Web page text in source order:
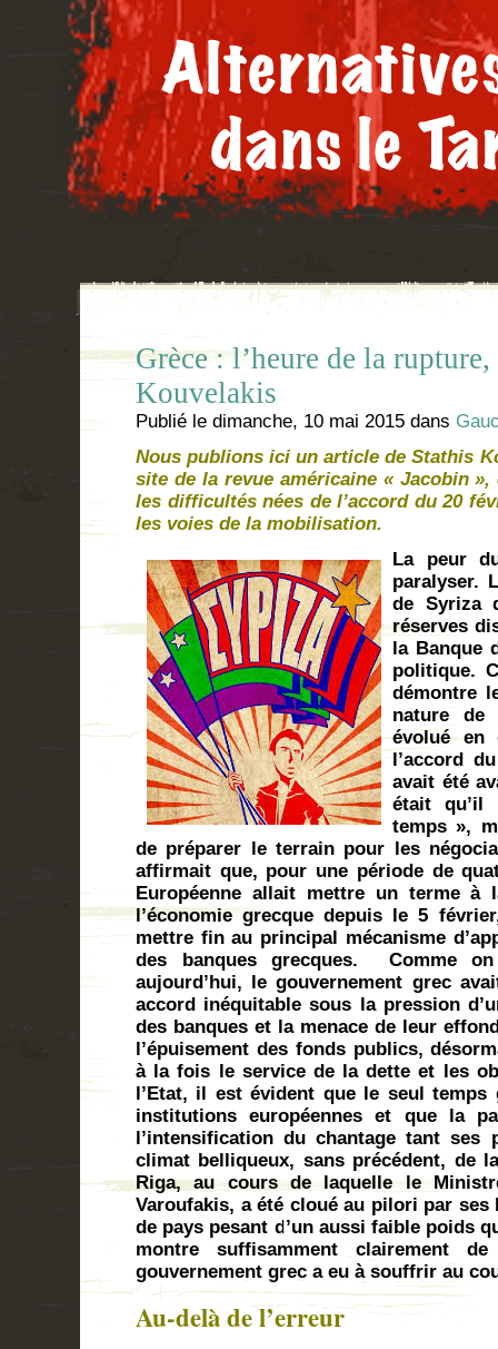
Grèce : l’heure de la
Kouvelakis
Publié le dimanche, 10 mai 2015 dans
Nous publions ici un article de Stathis
site de la revue américaine « Jacobin
les difficultés nées de l’accord du 20
les voies de la mobilisation.
La peur
paralyser.
de Syriza
réserves
la Banque
politique.
démontre
nature de
évolué en
l’accord
avait été
était qu’il
temps »,
de préparer le terrain pour les
affirmait que, pour une période de
Européenne allait mettre un terme à
l’économie grecque depuis le 5
mettre fin au principal mécanisme
des banques grecques.
Comme
aujourd’hui, le gouvernement grec
accord inéquitable sous la pression
des banques et la menace de leur
l’épuisement des fonds publics,
à la fois le service de la dette et les
l’Etat, il est évident que le seul temps
institutions européennes et que la
l’intensification du chantage tant
climat belliqueux, sans précédent, de
Riga, au cours de laquelle le
Varoufakis, a été cloué au pilori par
de pays pesant d’un aussi faible poids
montre suffisamment clairement
gouvernement grec a eu à souffrir au
Au-delà de l’erreur